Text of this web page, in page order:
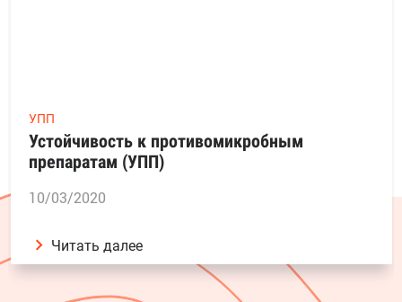
УПП
Устойчивость к противомикробным
препаратам (УПП)
10/03/2020
Читать далее